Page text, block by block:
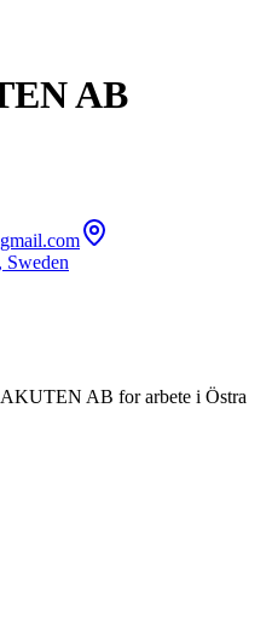
AB
Sweden
AB for arbete i Östra